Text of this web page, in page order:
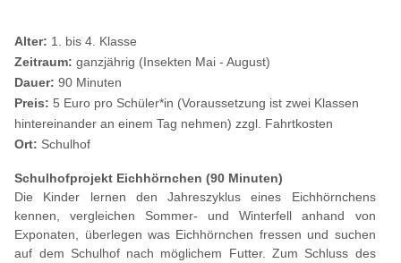
Alter: 1. bis 4. Klasse
Zeitraum: ganzjährig (Insekten Mai - August)
Dauer:90 Minuten
Preis: 5 Euro pro Schüler*in (Voraussetzung ist zwei Klassen
hintereinander an einem Tag nehmen) zzgl. Fahrtkosten
Ort: Schulhof
Schulhofprojekt Eichhörnchen (90 Minuten)
Die Kinder lernen den Jahreszyklus eines Eichhörnchens
kennen, vergleichen Sommer- und Winterfell anhand von
Exponaten, überlegen was Eichhörnchen fressen und suchen
auf dem Schulhof nach möglichem Futter. Zum Schluss des